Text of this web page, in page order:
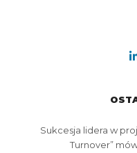
Sukcesja lidera w
Turnover”